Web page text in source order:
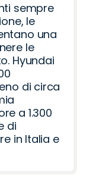
sempre
le
una
le
Hyundai
di circa
a 1.300
di
in Italia e